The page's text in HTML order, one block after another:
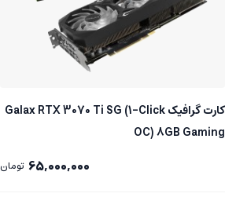
کارت گرافیک Galax RTX 3070 Ti SG (1-Click
OC) 8GB Gaming
65,000,000 تومان